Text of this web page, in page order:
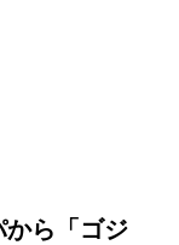
から「ゴジ